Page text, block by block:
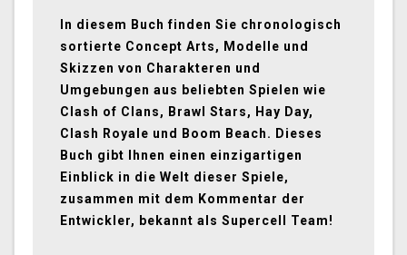
In diesem Buch finden Sie chronologisch
sortierte Concept Arts, Modelle und
Skizzen von Charakteren und
Umgebungen aus beliebten Spielen wie
Clash of Clans, Brawl Stars, Hay Day,
Clash Royale und Boom Beach. Dieses
Buch gibt Ihnen einen einzigartigen
Einblick in die Welt dieser Spiele,
zusammen mit dem Kommentar der
Entwickler, bekannt als Supercell Team!